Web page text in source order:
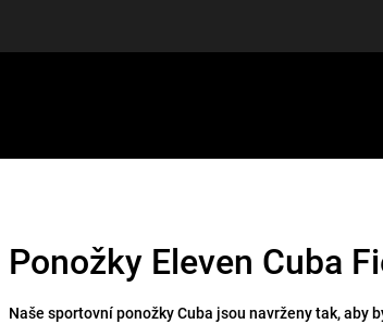
Ponožky Eleven Cuba
Naše sportovní ponožky Cuba jsou navrženy tak, aby